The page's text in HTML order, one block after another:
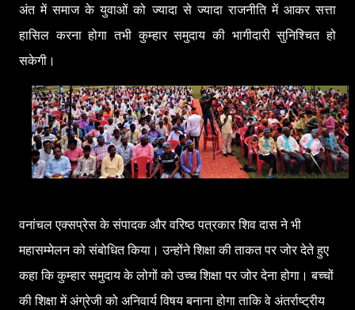
अंत में समाज के युवाओं को ज्यादा से ज्यादा राजनीति में आकर सत्ता
हासिल करना होगा तभी कुम्हार समुदाय की भागीदारी सुनिश्चित हो
सकेगी।
वनांचल एक्सप्रेस के संपादक और वरिष्ठ पत्रकार शिव दास ने भी
महासम्मेलन को संबोधित किया। उन्होंने शिक्षा की ताकत पर जोर देते हुए
कहा कि कुम्हार समुदाय के लोगों को उच्च शिक्षा पर जोर देना होगा। बच्चों
की शिक्षा में अंग्रेजी को अनिवार्य विषय बनाना होगा ताकि वे अंतर्राष्ट्रीय